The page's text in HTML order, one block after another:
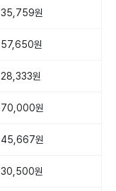
35,759원
57,650원
28,333원
70,000원
45,667원
30,500원